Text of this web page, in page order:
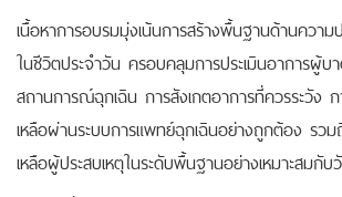
เนื้อหาการอบรมมุ่งเน้นการสร้างพื้นฐานด้านความ
ในชีวิตประจำวัน ครอบคลุมการประเมินอาการผู้บ
สถานการณ์ฉุกเฉิน การสังเกตอาการที่ควรระวัง
เหลือผ่านระบบการแพทย์ฉุกเฉินอย่างถูกต้อง รว
เหลือผู้ประสบเหตุในระดับพื้นฐานอย่างเหมาะสมกับ